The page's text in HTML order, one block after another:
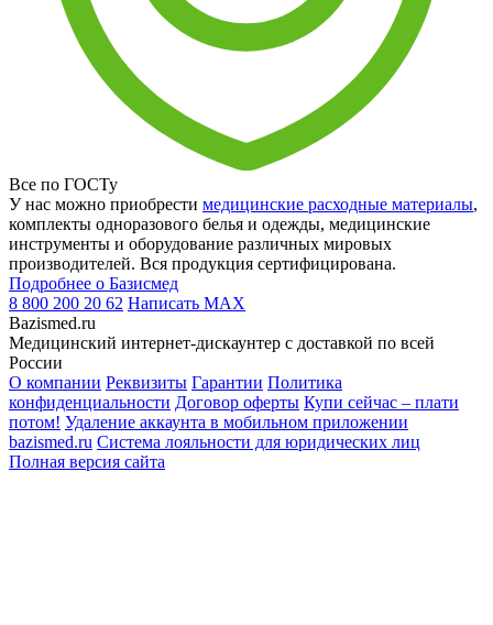
Все по ГОСТу
У нас можно приобрести медицинские расходные материалы,
комплекты одноразового белья и одежды, медицинские
инструменты и оборудование различных мировых
производителей. Вся продукция сертифицирована.
Подробнее о Базисмед
8 800 200 20 62 Написать MAX
Bazismed.ru
Медицинский интернет-дискаунтер с доставкой по всей
России
О компании Реквизиты Гарантии Политика
конфиденциальности Договор оферты Купи сейчас – плати
потом! Удаление аккаунта в мобильном приложении
bazismed.ru Система лояльности для юридических лиц
Полная версия сайта